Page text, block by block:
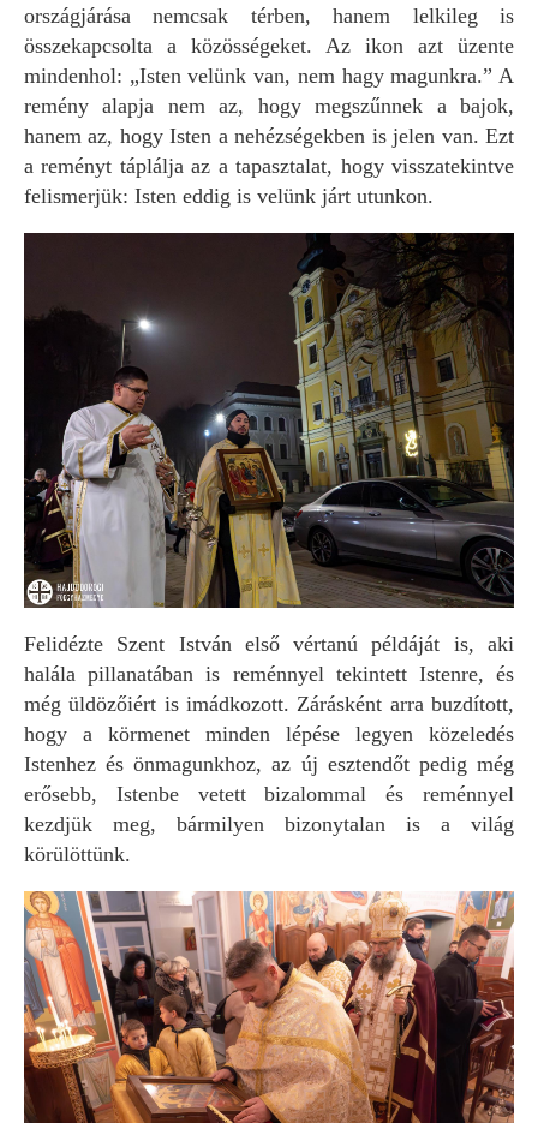
országjárása nemcsak térben, hanem lelkileg is
összekapcsolta a közösségeket. Az ikon azt üzente
mindenhol: „Isten velünk van, nem hagy magunkra.” A
remény alapja nem az, hogy megszűnnek a bajok,
hanem az, hogy Isten a nehézségekben is jelen van. Ezt
a reményt táplálja az a tapasztalat, hogy visszatekintve
felismerjük: Isten eddig is velünk járt utunkon.
Felidézte Szent István első vértanú példáját is, aki
halála pillanatában is reménnyel tekintett Istenre, és
még üldözőiért is imádkozott. Zárásként arra buzdított,
hogy a körmenet minden lépése legyen közeledés
Istenhez és önmagunkhoz, az új esztendőt pedig még
erősebb, Istenbe vetett bizalommal és reménnyel
kezdjük meg, bármilyen bizonytalan is a világ
körülöttünk.